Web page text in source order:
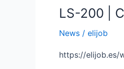
LS-200 |
News / elijob
https://elijob.es/
|
de
control
(Vídeo)